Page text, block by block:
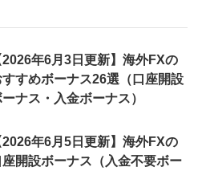
2026年6月3日更新】海外FXの
すすめボーナス26選（口座開設
ーナス・入金ボーナス）
2026年6月5日更新】海外FXの
座開設ボーナス（入金不要ボー